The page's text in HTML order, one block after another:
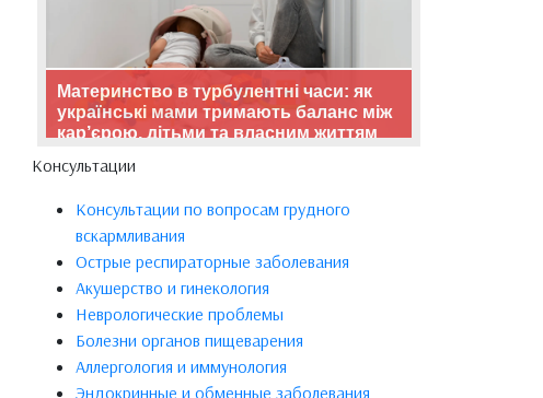
Материнство в турбулентні часи: як
українські мами тримають баланс між
кар’єрою, дітьми та власним життям
Консультации
Консультации по вопросам грудного
вскармливания
Острые респираторные заболевания
Акушерство и гинекология
Неврологические проблемы
Болезни органов пищеварения
Аллергология и иммунология
Эндокринные и обменные заболевания